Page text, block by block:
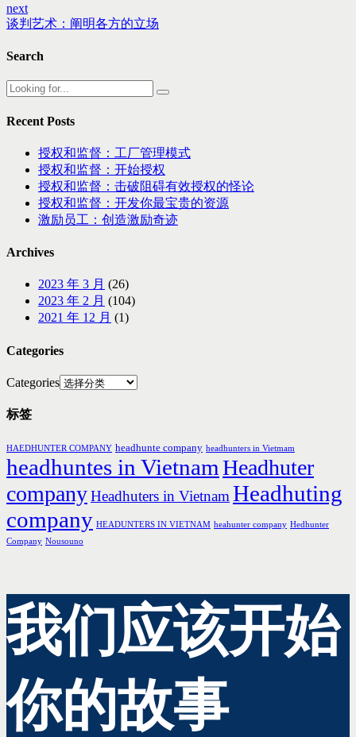
next
谈判艺术：阐明各方的立场
Search
Recent Posts
授权和监督：工厂管理模式
授权和监督：开始授权
授权和监督：击破阻碍有效授权的怪论
授权和监督：开发你最宝贵的资源
激励员工：创造激励奇迹
Archives
2023 年 3 月 (26)
2023 年 2 月 (104)
2021 年 12 月 (1)
Categories
Categories
标签
HAEDHUNTER COMPANY headhunte company headhunters in Vietmam
headhuntes in VietnamHeadhuter
companyHeadhuters in VietnamHeadhuting
company HEADUNTERS IN VIETNAM heahunter company Hedhunter
Company Nousouno
我们应该开始
你的故事